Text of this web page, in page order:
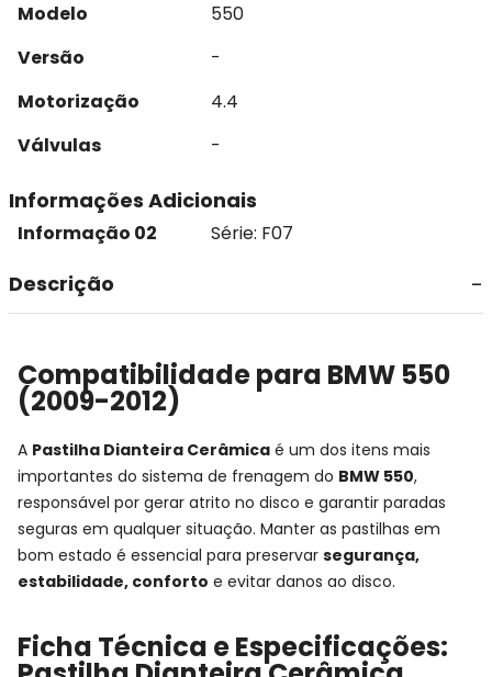
Modelo
550
Versão
-
Motorização
4.4
Válvulas
-
Informações Adicionais
Informação 02 Série: F07
Descrição
Compatibilidade para BMW 550
(2009-2012)
A Pastilha Dianteira Cerâmica é um dos itens mais
importantes do sistema de frenagem do BMW 550,
responsável por gerar atrito no disco e garantir paradas
seguras em qualquer situação. Manter as pastilhas em
bom estado é essencial para preservar segurança,
estabilidade, conforto e evitar danos ao disco.
Ficha Técnica e Especificações: